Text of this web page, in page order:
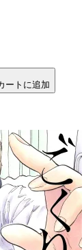
ートに追加